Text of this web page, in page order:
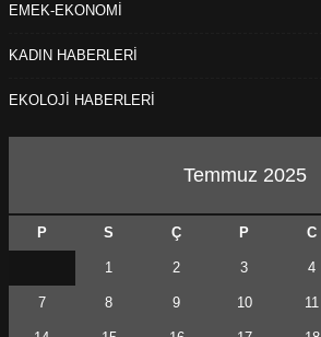
EMEK-EKONOMİ
KADIN HABERLERİ
EKOLOJİ HABERLERİ
Temmuz 2025
P S Ç P C
1 2 3 4
7 8 9 10 11